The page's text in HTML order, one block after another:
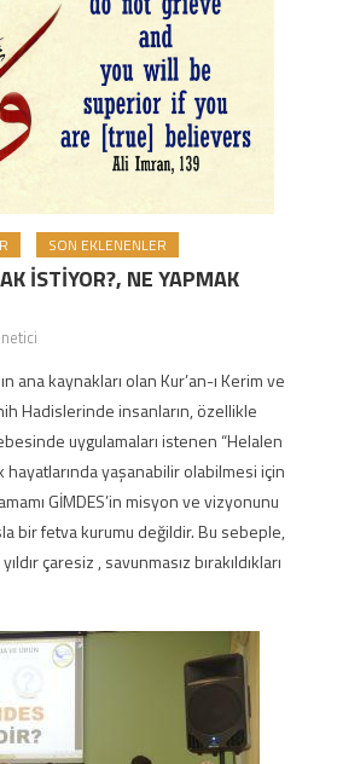
SON EKLENENLER
İSTİYOR?, NE YAPMAK
ana kaynakları olan Kur’an-ı Kerim ve
Hadislerinde insanların, özellikle
uygulamaları istenen “Helalen
hayatlarında yaşanabilir olabilmesi için
GİMDES’in misyon ve vizyonunu
bir fetva kurumu değildir. Bu sebeple,
çaresiz , savunmasız bırakıldıkları